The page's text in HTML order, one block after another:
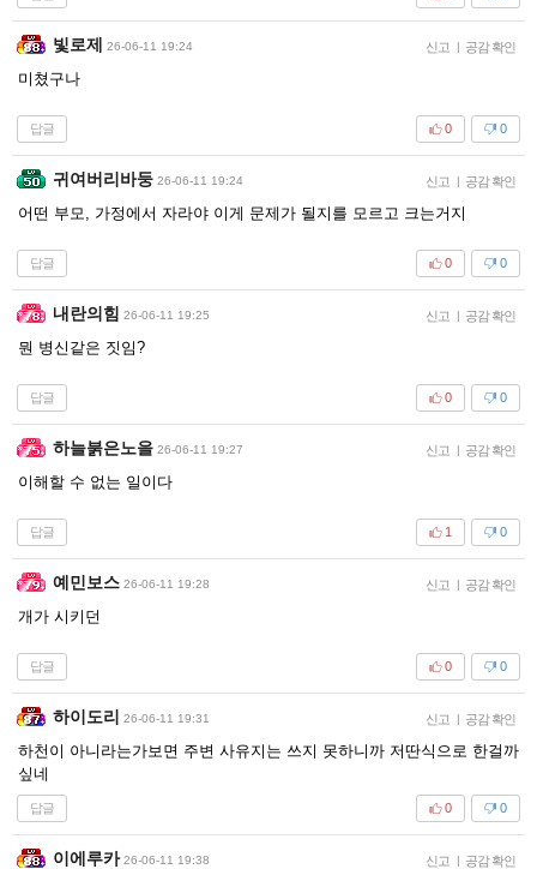
빛로제 26-06-11 19:24 신고 | 공감 확인
미쳤구나
답글 0
0
귀여버리바둥 26-06-11 19:24 신고 | 공감 확인
어떤 부모, 가정에서 자라야 이게 문제가 될지를 모르고 크는거지
답글 0
0
내란의힘 26-06-11 19:25 신고 | 공감 확인
뭔 병신같은 짓임?
답글 0
0
하늘붉은노을 26-06-11 19:27 신고 | 공감 확인
이해할 수 없는 일이다
답글 0
1
예민보스 26-06-11 19:28 신고 | 공감 확인
개가 시키던
답글 0
0
하이도리 26-06-11 19:31 신고 | 공감 확인
하천이 아니라는가보면 주변 사유지는 쓰지 못하니까 저딴식으로 한걸까
싶네
답글 0
0
이에루카 26-06-11 19:38 신고 | 공감 확인